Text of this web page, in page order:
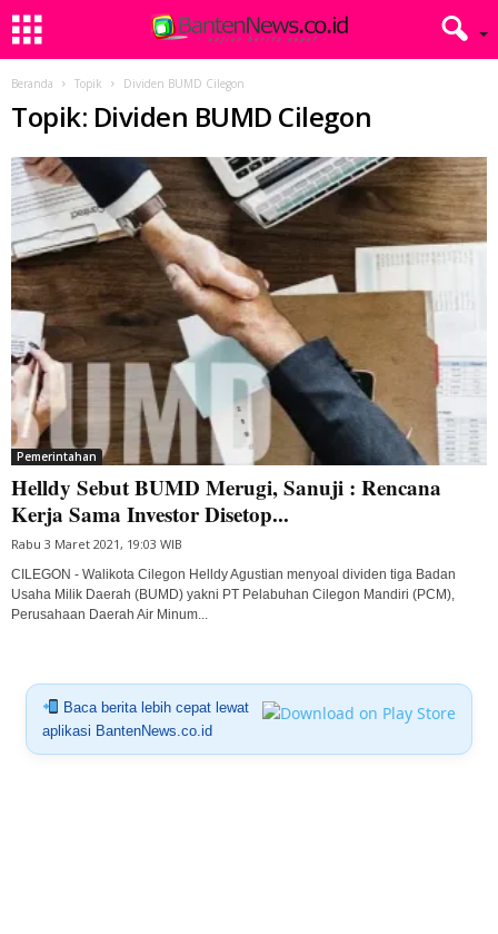
Beranda Topik Dividen BUMD Cilegon
Topik: Dividen BUMD Cilegon
Pemerintahan
Helldy Sebut BUMD Merugi, Sanuji : Rencana
Kerja Sama Investor Disetop...
Rabu 3 Maret 2021, 19:03 WIB
CILEGON - Walikota Cilegon Helldy Agustian menyoal dividen tiga Badan
Usaha Milik Daerah (BUMD) yakni PT Pelabuhan Cilegon Mandiri (PCM),
Perusahaan Daerah Air Minum...
Baca berita lebih cepat lewat
aplikasi BantenNews.co.id